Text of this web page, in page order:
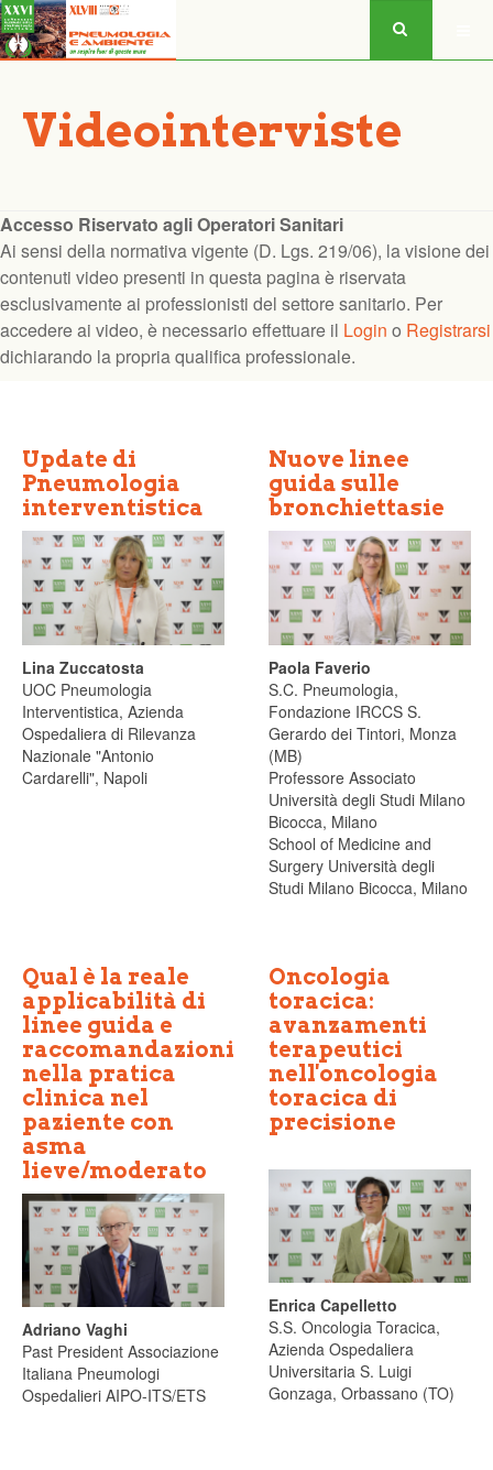
Videointerviste
Accesso Riservato agli Operatori Sanitari
Ai sensi della normativa vigente (D. Lgs. 219/06), la visione dei
contenuti video presenti in questa pagina è riservata
esclusivamente ai professionisti del settore sanitario. Per
accedere ai video, è necessario effettuare il Login o Registrarsi
dichiarando la propria qualifica professionale.
Update di
Pneumologia
interventistica
Lina Zuccatosta
UOC Pneumologia
Interventistica, Azienda
Ospedaliera di Rilevanza
Nazionale "Antonio
Cardarelli", Napoli
Nuove linee
guida sulle
bronchiettasie
Paola Faverio
S.C. Pneumologia,
Fondazione IRCCS S.
Gerardo dei Tintori, Monza
(MB)
Professore Associato
Università degli Studi Milano
Bicocca, Milano
School of Medicine and
Surgery Università degli
Studi Milano Bicocca, Milano
Qual è la reale
applicabilità di
linee guida e
raccomandazioni
nella pratica
clinica nel
paziente con
asma
lieve/moderato
Adriano Vaghi
Past President Associazione
Italiana Pneumologi
Ospedalieri AIPO-ITS/ETS
Oncologia
toracica:
avanzamenti
terapeutici
nell'oncologia
toracica di
precisione
Enrica Capelletto
S.S. Oncologia Toracica,
Azienda Ospedaliera
Universitaria S. Luigi
Gonzaga, Orbassano (TO)